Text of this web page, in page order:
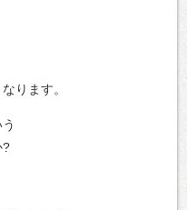
ります。
?